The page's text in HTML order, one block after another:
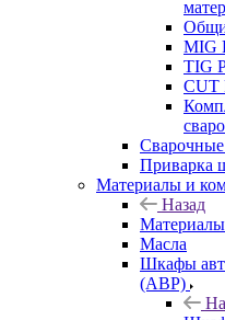
MIG
TIG
CUT
Приварка
Материалы и
Назад
Масла
Шкафы
(АВР)